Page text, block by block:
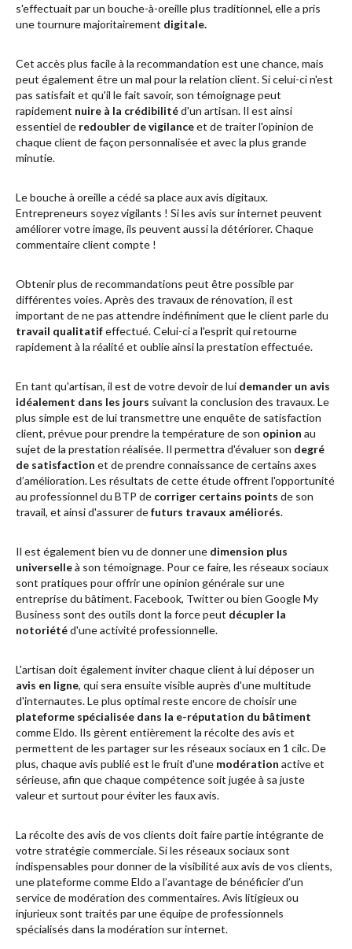
s'effectuait par un bouche-à-oreille plus traditionnel, elle a pris
une tournure majoritairement digitale.
Cet accès plus facile à la recommandation est une chance, mais
peut également être un mal pour la relation client. Si celui-ci n'est
pas satisfait et qu'il le fait savoir, son témoignage peut
rapidement nuire à la crédibilitéd'un artisan. Il est ainsi
essentiel de redoubler de vigilanceet de traiter l'opinion de
chaque client de façon personnalisée et avec la plus grande
minutie.
Le bouche à oreille a cédé sa place aux avis digitaux.
Entrepreneurs soyez vigilants ! Si les avis sur internet peuvent
améliorer votre image, ils peuvent aussi la détériorer. Chaque
commentaire client compte !
Obtenir plus de recommandations peut être possible par
différentes voies. Après des travaux de rénovation, il est
important de ne pas attendre indéfiniment que le client parle du
travail qualitatifeffectué. Celui-ci a l'esprit qui retourne
rapidement à la réalité et oublie ainsi la prestation effectuée.
En tant qu'artisan, il est de votre devoir de lui demander un avis
idéalement dans les jours suivant la conclusion des travaux. Le
plus simple est de lui transmettre une enquête de satisfaction
client, prévue pour prendre la température de son opinion au
sujet de la prestation réalisée. Il permettra d'évaluer son degré
de satisfaction et de prendre connaissance de certains axes
d’amélioration. Les résultats de cette étude offrent l'opportunité
au professionnel du BTP de corriger certains points de son
travail, et ainsi d'assurer defuturs travaux améliorés.
Il est également bien vu de donner une dimension plus
universelleà son témoignage. Pour ce faire, les réseaux sociaux
sont pratiques pour offrir une opinion générale sur une
entreprise du bâtiment. Facebook, Twitter ou bien Google My
Business sont des outils dont la force peut décupler la
notoriétéd'une activité professionnelle.
L'artisan doit également inviter chaque client à lui déposer un
avis en ligne, qui sera ensuite visible auprès d'une multitude
d'internautes. Le plus optimal reste encore de choisir une
plateforme spécialisée dans la e-réputation du bâtiment
comme Eldo. Ils gèrent entièrement la récolte des avis et
permettent de les partager sur les réseaux sociaux en 1 cilc. De
plus, chaque avis publié est le fruit d'une modération active et
sérieuse, afin que chaque compétence soit jugée à sa juste
valeur et surtout pour éviter les faux avis.
La récolte des avis de vos clients doit faire partie intégrante de
votre stratégie commerciale. Si les réseaux sociaux sont
indispensables pour donner de la visibilité aux avis de vos clients,
une plateforme comme Eldo a l’avantage de bénéficier d’un
service de modération des commentaires. Avis litigieux ou
injurieux sont traités par une équipe de professionnels
spécialisés dans la modération sur internet.